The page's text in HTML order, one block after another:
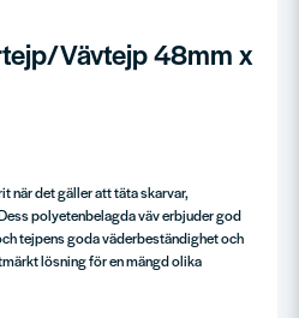
Vävtejp 48mm x
när det gäller att täta skarvar,
polyetenbelagda väv erbjuder god
tejpens goda väderbeständighet och
lösning för en mängd olika